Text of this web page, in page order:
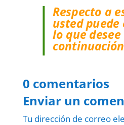
Respecto a
usted
lo que desee
0 comentarios
Enviar un
Tu dirección de correo